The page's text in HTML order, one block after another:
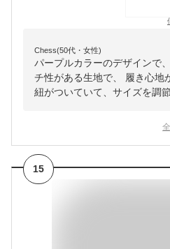
Chess(50代・女性)
パープルカラーのデザインで
チ性がある生地で、 履き心地
紐がついていて、サイズを調
15